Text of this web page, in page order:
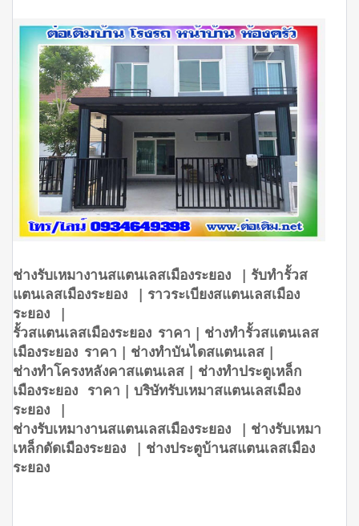
ช่างรับเหมางานสแตนเลสเมืองระยอง | รับทำรั้วส
แตนเลสเมืองระยอง | ราวระเบียงสแตนเลสเมือง
ระยอง |
รั้วสแตนเลสเมืองระยอง ราคา | ช่างทำรั้วสแตนเลส
เมืองระยอง ราคา | ช่างทำบันไดสแตนเลส |
ช่างทำโครงหลังคาสแตนเลส | ช่างทำประตูเหล็ก
เมืองระยอง ราคา | บริษัทรับเหมาสแตนเลสเมือง
ระยอง |
ช่างรับเหมางานสแตนเลสเมืองระยอง | ช่างรับเหมา
เหล็กดัดเมืองระยอง | ช่างประตูบ้านสแตนเลสเมือง
ระยอง